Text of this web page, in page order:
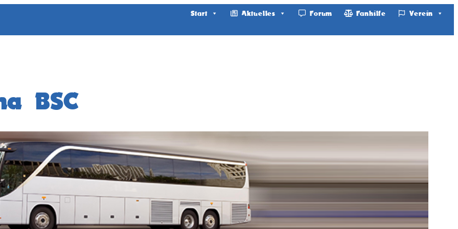
Start Aktuelles Forum Fanhilfe Verein
BSC